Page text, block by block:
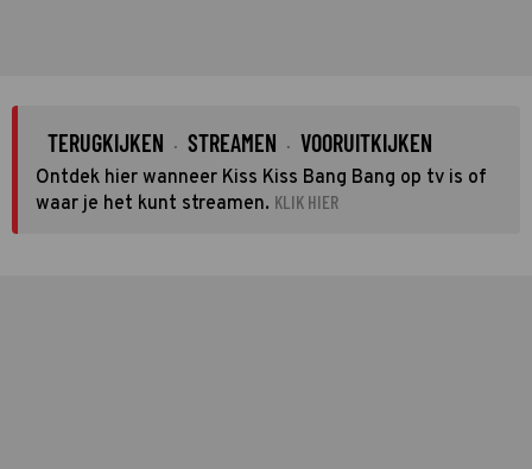
TERUGKIJKEN · STREAMEN · VOORUITKIJKEN
Ontdek hier wanneer Kiss Kiss Bang Bang op tv is of
waar je het kunt streamen. KLIK HIER